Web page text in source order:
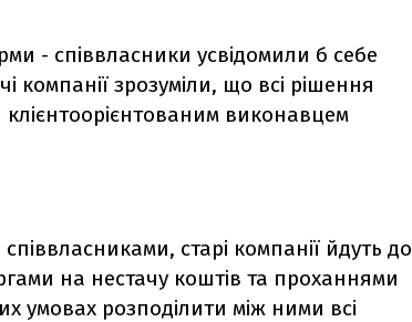
- співвласники усвідомили б себе
зрозуміли, що всі рішення
виконавцем
старі компанії йдуть до
на нестачу коштів та проханнями
умовах розподілити між ними всі